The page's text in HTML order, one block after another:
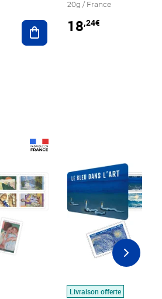
Ajouter au panier
20g / France
18,24€
Livraison offerte